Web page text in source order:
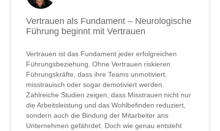
Vertrauen als Fundament – Neurologische
Führung beginnt mit Vertrauen
Vertrauen ist das Fundament jeder erfolgreichen
Führungsbeziehung. Ohne Vertrauen riskieren
Führungskräfte, dass ihre Teams unmotiviert,
misstrauisch oder sogar demotiviert werden.
Zahlreiche Studien zeigen, dass Misstrauen nicht nur
die Arbeitsleistung und das Wohlbefinden reduziert,
sondern auch die Bindung der Mitarbeiter ans
Unternehmen gefährdet. Doch wie genau entsteht